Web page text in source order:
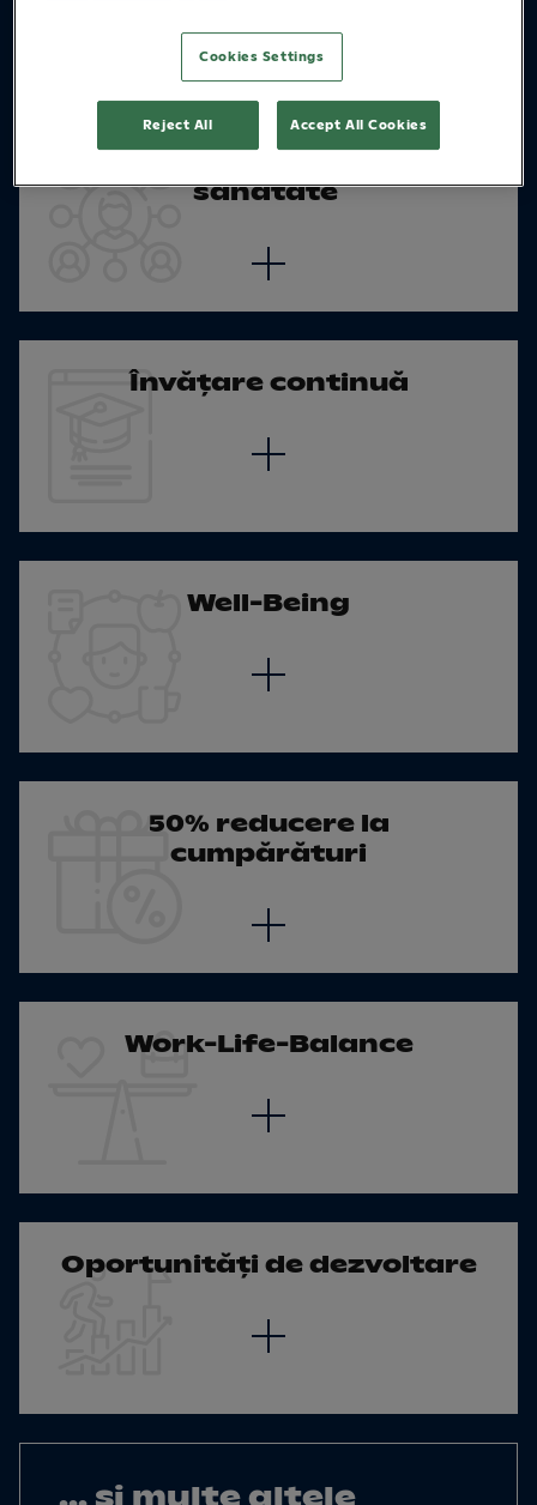
sănătate
Învățare continuă
Well-Being
50% reducere la
cumpărături
Work-Life-Balance
Oportu­nități de dezvoltare
... și multe altele
Cookies Settings
Reject All Accept All Cookies